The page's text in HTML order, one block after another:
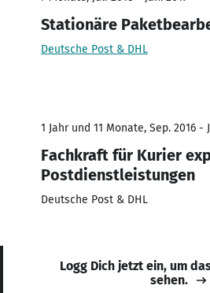
Stationäre
Deutsche Post & DHL
1 Jahr und 11 Monate, Sep. 2016 -
Fachkraft für Kurier
Postdienstleistungen
Deutsche Post & DHL
Logg Dich jetzt ein, um
sehen.